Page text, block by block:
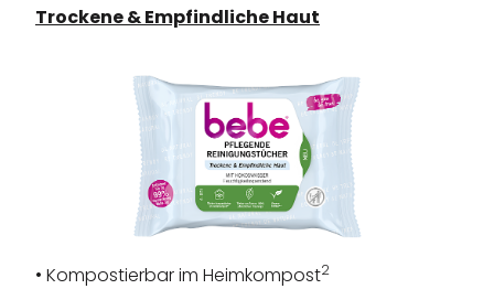
Trockene & Empfindliche Haut
• Kompostierbar im Heimkompost2